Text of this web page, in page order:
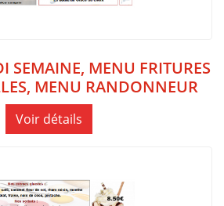
SEMAINE, MENU FRITURES
MENU RANDONNEUR
Voir détails